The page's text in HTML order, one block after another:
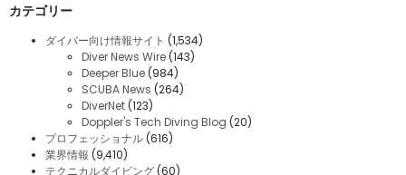
カテゴリー
ダイバー向け情報サイト (1,534)
Diver News Wire (143)
Deeper Blue (984)
SCUBA News (264)
DiverNet (123)
Doppler's Tech Diving Blog (20)
プロフェッショナル (616)
業界情報 (9,410)
テクニカルダイビング (60)